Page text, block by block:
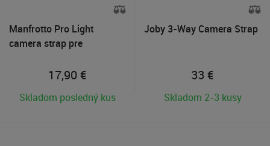
Manfrotto Pro Light
camera strap pre
17,90 €
Skladom posledný kus
Joby 3-Way Camera Strap
33 €
Skladom 2-3 kusy